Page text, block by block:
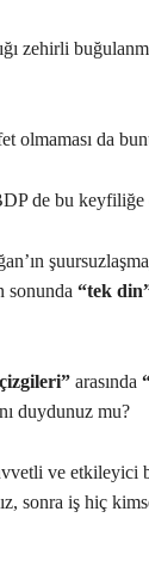
zehirli
olmaması da
de bu keyfiliğe
sonunda“tek
arasında
duydunuz mu?
ve etkileyici
sonra iş hiç